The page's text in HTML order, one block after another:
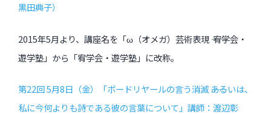
黒田典子）
2015年5月より、講座名を「ω（オメガ）芸術表現 ―― 宥学会・
遊学塾」から「宥学会・遊学塾」に改称。
第22回 5月8日（金）「ボードリヤールの言う消滅 ――あるいは、
私に今何よりも詩である彼の言葉について」講師：渡辺彰